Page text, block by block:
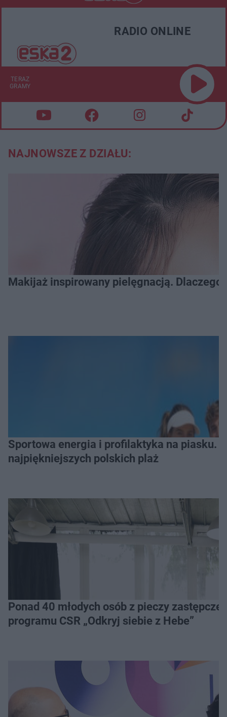
RADIO ONLINE
TERAZ
GRAMY
NAJNOWSZE Z DZIAŁU:
Makijaż inspirowany pielęgnacją.
Sportowa energia i profilaktyka na piasku. Baltic Tour Medicover Sport odwiedzi 10
najpiękniejszych polskich plaż
Ponad 40 młodych osób z pieczy
programu CSR „Odkryj siebie z Hebe”